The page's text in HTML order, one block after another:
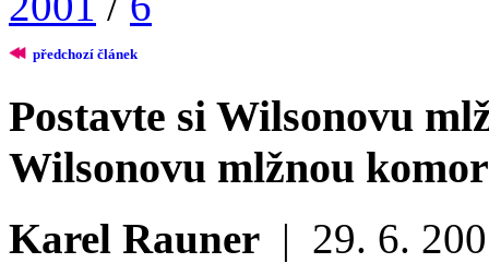
předchozí článek
Postavte si Wilsonovu
Wilsonovu mlžnou
Karel Rauner | 29. 6.